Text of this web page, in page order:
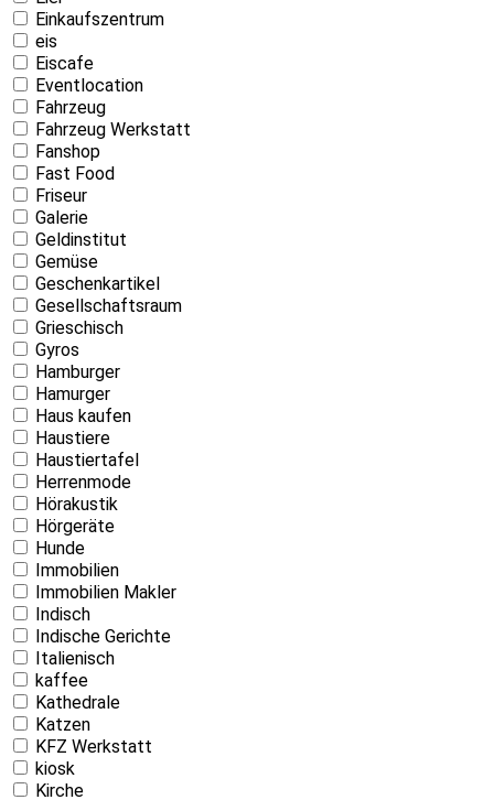
Einkaufszentrum
eis
Eiscafe
Eventlocation
Fahrzeug
Fahrzeug Werkstatt
Fanshop
Fast Food
Friseur
Galerie
Geldinstitut
Gemüse
Geschenkartikel
Gesellschaftsraum
Grieschisch
Gyros
Hamburger
Hamurger
Haus kaufen
Haustiere
Haustiertafel
Herrenmode
Hörakustik
Hörgeräte
Hunde
Immobilien
Immobilien Makler
Indisch
Indische Gerichte
Italienisch
kaffee
Kathedrale
Katzen
KFZ Werkstatt
kiosk
Kirche